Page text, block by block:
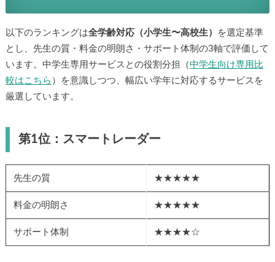
以下のランキングは全学齢対応（小学生〜高校生）
を選定基準
とし、先生の質・料金の明朗さ・サポート体制の3軸で評価して
います。中学生専用サービスとの役割分担（中学生向け専用比
較はこちら ）を意識しつつ、幅広い学年に対応するサービスを
厳選しています。
第1位：スマートレーダー
先生の質 ★★★★★
料金の明朗さ ★★★★★
サポート体制 ★★★★☆